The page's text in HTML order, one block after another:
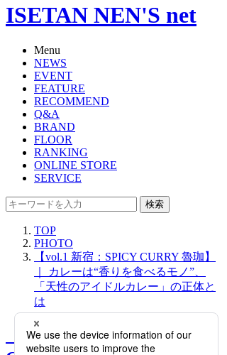
ISETAN NEN'S net
Menu
NEWS
EVENT
FEATURE
RECOMMEND
Q&A
BRAND
FLOOR
RANKING
ONLINE STORE
SERVICE
検索
TOP
PHOTO
【vol.1 新宿：SPICY CURRY 魯珈】
｜ カレーは“香りを食べるモノ”、
「天性のアイドルカレー」の正体と
は
【vol.1 新宿：SPICY